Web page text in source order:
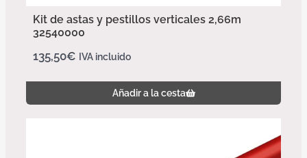
Kit de astas y pestillos verticales 2,66m
32540000
135,50€ IVA incluido
Añadir a la cesta